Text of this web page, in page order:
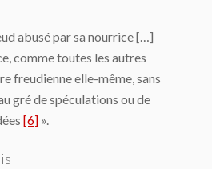
abusé par sa nourrice […]
comme toutes les autres
freudienne elle-même, sans
gré de spéculations ou de
[6] ».